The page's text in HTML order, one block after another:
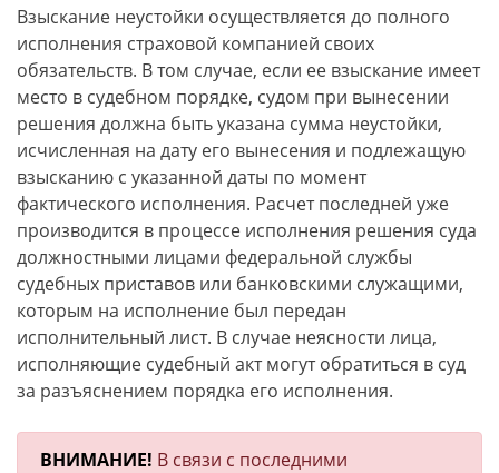
Взыскание неустойки осуществляется до полного
исполнения страховой компанией своих
обязательств. В том случае, если ее взыскание имеет
место в судебном порядке, судом при вынесении
решения должна быть указана сумма неустойки,
исчисленная на дату его вынесения и подлежащую
взысканию с указанной даты по момент
фактического исполнения. Расчет последней уже
производится в процессе исполнения решения суда
должностными лицами федеральной службы
судебных приставов или банковскими служащими,
которым на исполнение был передан
исполнительный лист. В случае неясности лица,
исполняющие судебный акт могут обратиться в суд
за разъяснением порядка его исполнения.
ВНИМАНИЕ! В связи с последними